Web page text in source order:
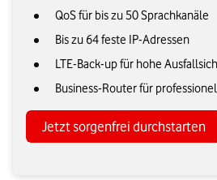
QoS für bis zu 50 Sprachkanäle
Bis zu 64 feste IP-Adressen
LTE-Back-up für hohe
Business-Router für
Jetzt sorgenfrei durchstarten